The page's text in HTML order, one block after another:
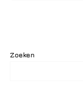
Zoeken